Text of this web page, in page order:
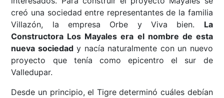
creó una sociedad entre representantes de la familia
Villazón, la empresa Orbe y Viva bien. La
Constructora Los Mayales era el nombre de esta
nueva sociedady nacía naturalmente con un nuevo
proyecto que tenía como epicentro el sur de
Valledupar.
Desde un principio, el Tigre determinó cuáles debían